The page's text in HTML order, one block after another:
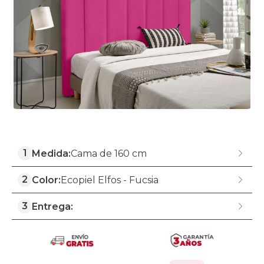
1 Medida:Cama de 160 cm
2 Color:Ecopiel Elfos - Fucsia
3 Entrega: